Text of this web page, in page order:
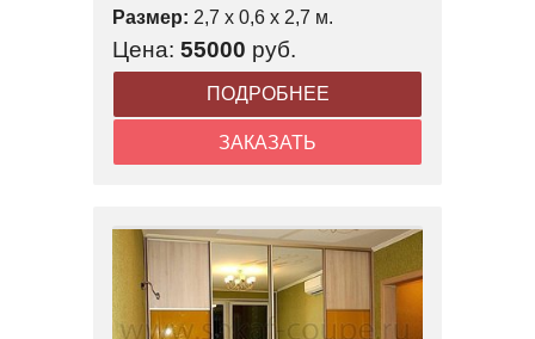
Размер: 2,7 x 0,6 x 2,7 м.
Цена: 55000 руб.
ПОДРОБНЕЕ
ЗАКАЗАТЬ